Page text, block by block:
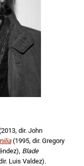
dir. John
(1995, dir. Gregory
Blade
Luis Valdez).